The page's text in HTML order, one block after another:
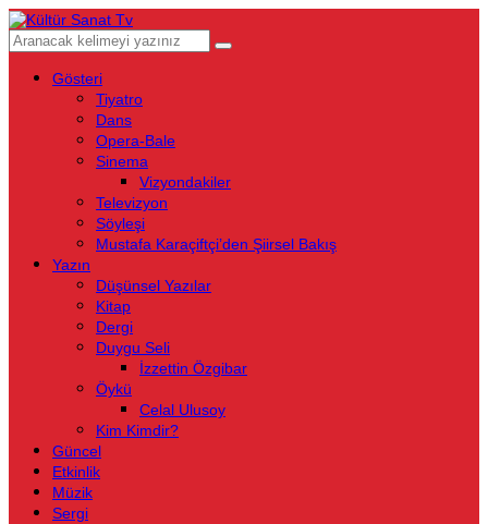
Gösteri
Tiyatro
Dans
Opera-Bale
Sinema
Vizyondakiler
Televizyon
Söyleşi
Mustafa Karaçiftçi’den Şiirsel Bakış
Yazın
Düşünsel Yazılar
Kitap
Dergi
Duygu Seli
İzzettin Özgibar
Öykü
Celal Ulusoy
Kim Kimdir?
Güncel
Etkinlik
Müzik
Sergi